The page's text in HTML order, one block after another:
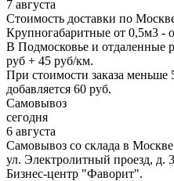
7 августа
Стоимость доставки по
Крупногабаритные от 0,5м3 -
В Подмосковье и
руб + 45 руб/км.
При стоимости заказа меньше
добавляется 60 руб.
Самовывоз
сегодня
6 августа
Самовывоз со склада в
ул. Электролитный проезд, д.
Бизнес-центр "Фаворит".